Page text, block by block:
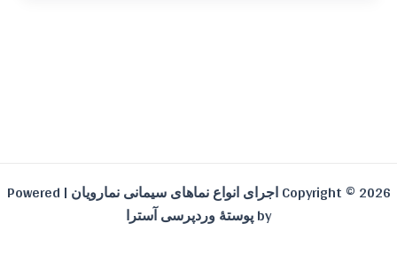
Copyright © 2026 اجرای انواع نماهای سیمانی نمارویان | Powered
byپوستهٔ وردپرسی آسترا